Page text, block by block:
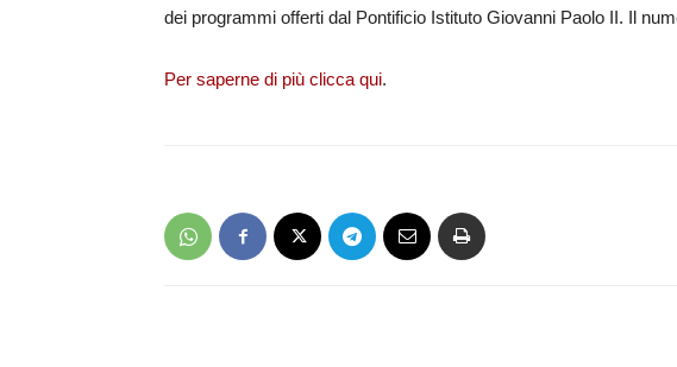
dei programmi offerti dal Pontificio Istituto Giovanni Paolo II. Il
Per saperne di più clicca qui.